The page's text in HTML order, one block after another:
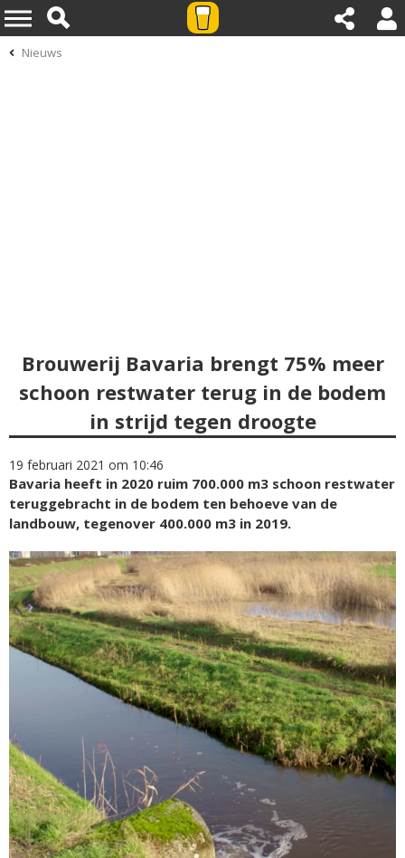
Nieuws
Brouwerij Bavaria brengt 75% meer
schoon restwater terug in de bodem
in strijd tegen droogte
19 februari 2021 om 10:46
Bavaria heeft in 2020 ruim 700.000 m3 schoon restwater
teruggebracht in de bodem ten behoeve van de
landbouw, tegenover 400.000 m3 in 2019.